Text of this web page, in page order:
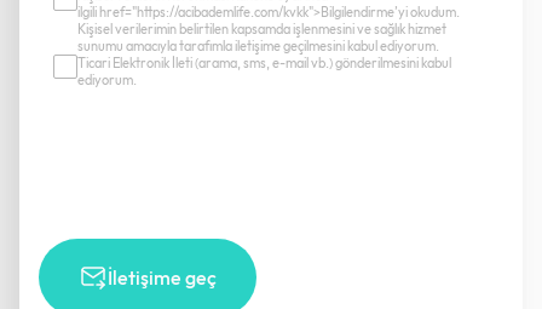
İletişime geç
ilgili href="https://acibademlife.com/kvkk">Bilgilendirme’yi okudum.
Kişisel verilerimin belirtilen kapsamda işlenmesini ve sağlık hizmet
sunumu amacıyla tarafımla iletişime geçilmesini kabul ediyorum.
Ticari Elektronik İleti (arama, sms, e-mail vb.) gönderilmesini kabul
ediyorum.